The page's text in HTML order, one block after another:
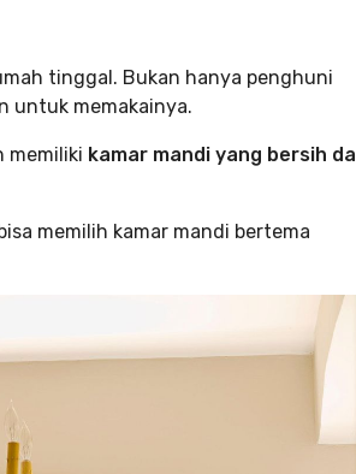
tinggal. Bukan hanya penghuni
untuk memakainya.
memiliki kamar mandi yang bersih
memilih kamar mandi bertema